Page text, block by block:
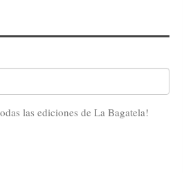
las ediciones de La Bagatela!